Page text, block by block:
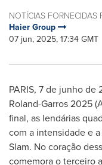
NOTÍCIAS FORNECIDAS
Haier Group
07 jun, 2025, 17:34 GMT
PARIS, 7 de junho de
Roland-Garros 2025
final, as lendárias
com a intensidade e
Slam. No coração
comemora o terceiro